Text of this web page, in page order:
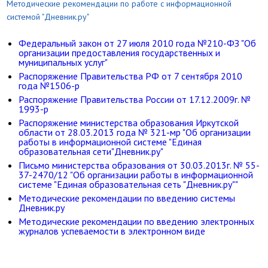
Методические рекомендации по работе с информационной
системой "Дневник.ру"
Федеральный закон от 27 июля 2010 года №210-ФЗ "Об
организации предоставления государственных и
муниципальных услуг"
Распоряжение Правительства РФ от 7 сентября 2010
года №1506-р
Распоряжение Правительства России от 17.12.2009г. №
1993-р
Распоряжение министерства образования Иркутской
области от 28.03.2013 года № 321-мр "Об организации
работы в информационной системе "Единая
образовательная сети"Дневник.ру"
Письмо министерства образования от 30.03.2013г. № 55-
37-2470/12 "Об организации работы в информационной
системе "Единая образовательная сеть "Дневник.ру""
Методические рекомендации по введению системы
Дневник.ру
Методические рекомендации по введению электронных
журналов успеваемости в электронном виде